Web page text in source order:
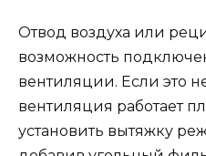
Отвод воздуха или
возможность
вентиляции. Если это
вентиляция работает
установить вытяжку